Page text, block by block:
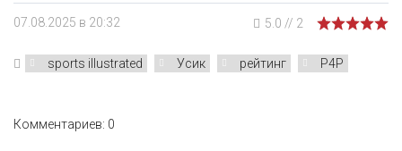
07.08.2025 в 20:32 5.0 // 2
sports illustrated Усик рейтинг P4P
Комментариев: 0